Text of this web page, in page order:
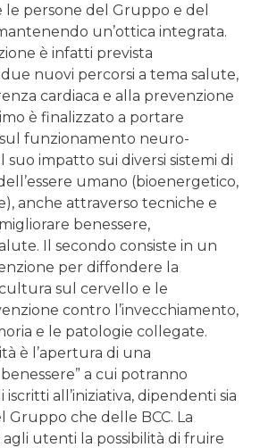
persone del Gruppo e del
un’ottica integrata.
è infatti prevista
due nuovi percorsi a tema salute,
cardiaca e alla prevenzione
è finalizzato a portare
funzionamento neuro-
suo impatto sui diversi sistemi di
umano (bioenergetico,
anche attraverso tecniche e
benessere,
Il secondo consiste in un
per diffondere la
sul cervello e le
contro l’invecchiamento,
e le patologie collegate.
è l’apertura di una
a cui potranno
all’iniziativa, dipendenti sia
Gruppo che delle BCC. La
utenti la possibilità di fruire